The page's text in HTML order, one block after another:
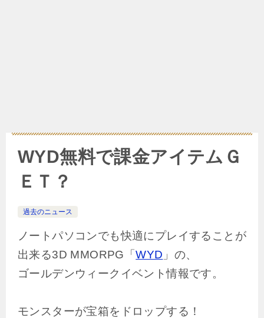
WYD無料で課金アイテムＧ
ＥＴ？
過去のニュース
ノートパソコンでも快適にプレイすることが
出来る3D MMORPG「WYD 」の、
ゴールデンウィークイベント情報です。
モンスターが宝箱をドロップする！